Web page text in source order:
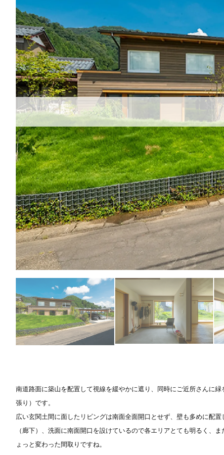
南道路面に築山を配置して視線を緩やかに遮り、同時にご近所さんに
張り）です。
広い玄関土間に面したリビングは南面全面開口とせず、壁も多めに配
（廊下）、洗面に南面開口を設けているので各エリアとても明るく、
ょっと変わった間取りですね。